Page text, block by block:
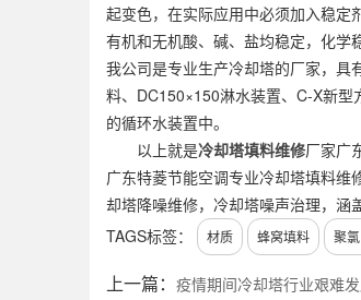
起变色，在实际应用中必须加入稳定
有机和无机酸、碱、盐均稳定，化学
我公司是专业生产冷却塔的厂家，具
料、DC150×150淋水装置、C-X新
的循环水装置中。
以上就是冷却塔填料维修厂家广
广东特菱节能空调专业冷却塔填料
却塔降噪维修，冷却塔噪声治理，涵
TAGS标签：
材质 蜂窝填料 聚
上一篇： 疫情期间冷却塔行业艰难